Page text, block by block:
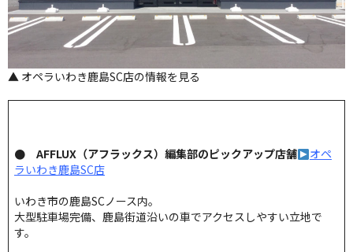
▲ オペラいわき鹿島SC店の情報を見る
● AFFLUX（アフラックス）編集部のピックアップ店舗
オペ
ラいわき鹿島SC店
いわき市の鹿島SCノース内。
大型駐車場完備、鹿島街道沿いの車でアクセスしやすい立地で
す。